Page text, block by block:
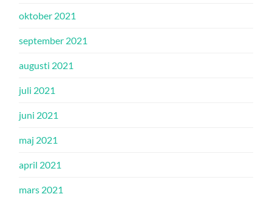
oktober 2021
september 2021
augusti 2021
juli 2021
juni 2021
maj 2021
april 2021
mars 2021